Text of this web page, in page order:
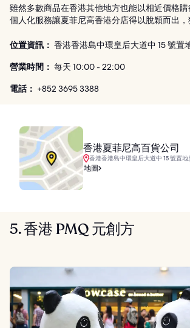
雖然多數商品在香港其他地方也能以相近價格
個人化服務讓夏菲尼高香港分店得以脫穎而出，
位置資訊： 香港香港島中環皇后大道中 15 號置
營業時間： 每天 10:00 - 22:00
電話： +852 3695 3388
香港夏菲尼高百貨公司
香港香港島中環皇后大道中 15 號置地
地圖
5. 香港 PMQ 元創方